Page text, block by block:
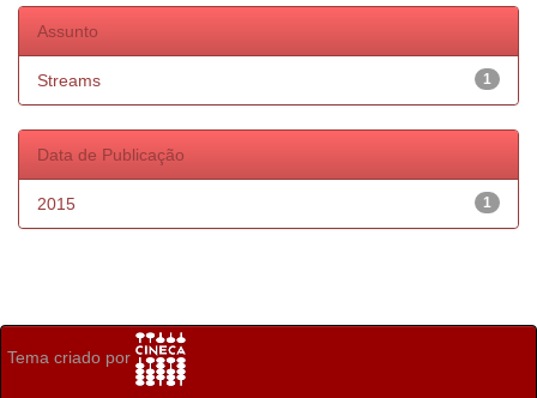
Assunto
1
Streams
Data de Publicação
1
2015
Tema criado por